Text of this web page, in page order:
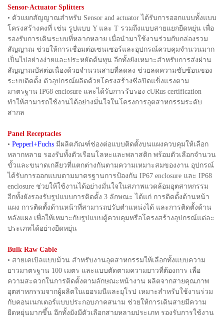
Sensor-Actuator Splitters
• ตัวแยกสัญญาณสำหรับ Sensor and actuator ได้รับการออกแบบทั้งแบบ
โครงสร้างคงที่ เช่น รูปแบบ Y และ T รวมถึงแบบสายแยกยืดหยุ่น เพื่อ
รองรับการเดินระบบที่หลากหลาย เมื่อนำมาใช้งานร่วมกับกล่องรวม
สัญญาณ ช่วยให้การเชื่อมต่อเซนเซอร์และอุปกรณ์ควบคุมจำนวนมาก
เป็นไปอย่างง่ายและประหยัดต้นทุน อีกทั้งยังเหมาะสำหรับการส่งผ่าน
สัญญาณบัสต่อเนื่องด้วยจำนวนสายที่ลดลง ช่วยลดความซับซ้อนของ
ระบบติดตั้ง ตัวอุปกรณ์ผลิตด้วยโครงสร้างซีลปิดแข็งแรงตาม
มาตรฐาน IP68 enclosure และได้รับการรับรอง cURus certification
ทำให้สามารถใช้งานได้อย่างมั่นใจในโครงการอุตสาหกรรมระดับ
สากล
Panel Receptacles
• Pepperl+Fuchs มีผลิตภัณฑ์ช่องต่อแบบติดตั้งบนแผงควบคุมให้เลือก
หลากหลาย รองรับทั้งตัวเรือนโลหะและพลาสติก พร้อมตัวเลือกจำนวน
ขั้วและขนาดเกลียวที่แตกต่างกันตามความเหมาะสมของงาน อุปกรณ์
ได้รับการออกแบบตามมาตรฐานการป้องกัน IP67 enclosure และ IP68
enclosure ช่วยให้ใช้งานได้อย่างมั่นใจในสภาพแวดล้อมอุตสาหกรรม
อีกทั้งยังรองรับรูปแบบการติดตั้ง 3 ลักษณะ ได้แก่ การติดตั้งด้านหน้า
แผง การติดตั้งด้านหน้าที่สามารถปรับตำแหน่งได้ และการติดตั้งด้าน
หลังแผง เพื่อให้เหมาะกับรูปแบบตู้ควบคุมหรือโครงสร้างอุปกรณ์แต่ละ
ประเภทได้อย่างยืดหยุ่น
Bulk Raw Cable
• สายเคเบิลแบบม้วน สำหรับงานอุตสาหกรรมให้เลือกทั้งแบบความ
ยาวมาตรฐาน 100 เมตร และแบบตัดตามความยาวที่ต้องการ เพื่อ
ความสะดวกในการติดตั้งตามลักษณะหน้างาน ผลิตจากสายคุณภาพ
อุตสาหกรรมจากผู้ผลิตในเยอรมนีและยุโรป เหมาะสำหรับใช้งานร่วม
กับคอนเนกเตอร์แบบประกอบภาคสนาม ช่วยให้การเดินสายมีความ
ยืดหยุ่นมากขึ้น อีกทั้งยังมีตัวเลือกสายหลายประเภท รองรับการใช้งาน